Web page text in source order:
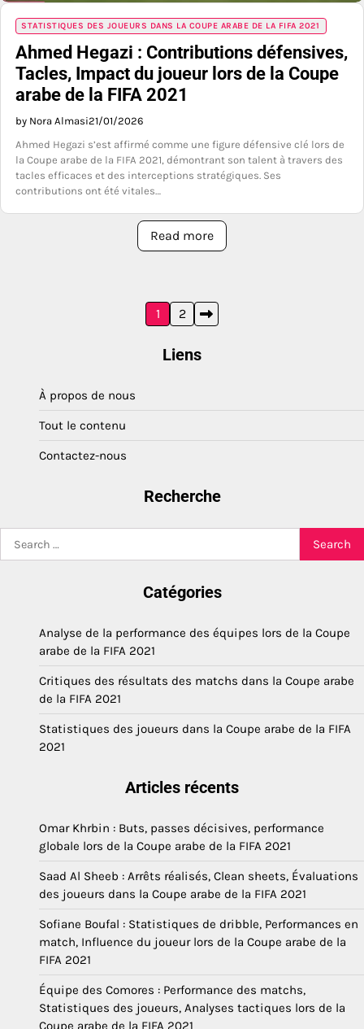
STATISTIQUES DES JOUEURS DANS LA COUPE ARABE DE LA FIFA 2021
Ahmed Hegazi : Contributions défensives,
Tacles, Impact du joueur lors de la Coupe
arabe de la FIFA 2021
by Nora Almasi21/01/2026
Ahmed Hegazi s’est affirmé comme une figure défensive clé lors de
la Coupe arabe de la FIFA 2021, démontrant son talent à travers des
tacles efficaces et des interceptions stratégiques. Ses
contributions ont été vitales…
Read more
1 2
Liens
À propos de nous
Tout le contenu
Contactez-nous
Recherche
for:
Catégories
Analyse de la performance des équipes lors de la Coupe
arabe de la FIFA 2021
Critiques des résultats des matchs dans la Coupe arabe
de la FIFA 2021
Statistiques des joueurs dans la Coupe arabe de la FIFA
2021
Articles récents
Omar Khrbin : Buts, passes décisives, performance
globale lors de la Coupe arabe de la FIFA 2021
Saad Al Sheeb : Arrêts réalisés, Clean sheets, Évaluations
des joueurs dans la Coupe arabe de la FIFA 2021
Sofiane Boufal : Statistiques de dribble, Performances en
match, Influence du joueur lors de la Coupe arabe de la
FIFA 2021
Équipe des Comores : Performance des matchs,
Statistiques des joueurs, Analyses tactiques lors de la
Coupe arabe de la FIFA 2021